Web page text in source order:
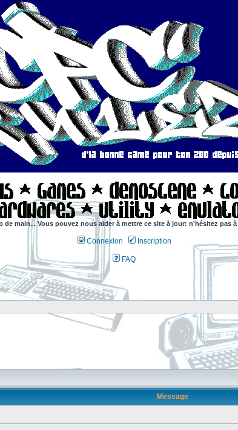
de main... Vous pouvez nous aider à mettre ce site à jour: n'hésitez pas à
Connexion Inscription
FAQ
Message